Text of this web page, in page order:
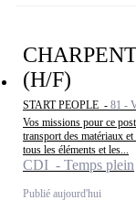
(H/F)
START PEOPLE - 81 -
Vos missions pour ce
transport des matériaux
tous les éléments et les...
CDI - Temps plein
Publié aujourd'hui